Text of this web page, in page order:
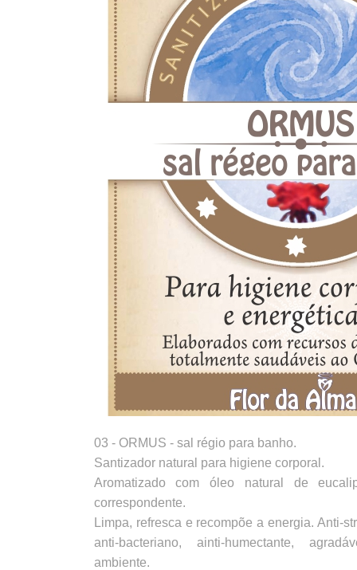
03 - ORMUS - sal régio para banho.
Santizador natural para higiene corporal.
Aromatizado com óleo natural de
correspondente.
Limpa, refresca e recompõe a energia. Anti-
anti-bacteriano, ainti-humectante,
ambiente.